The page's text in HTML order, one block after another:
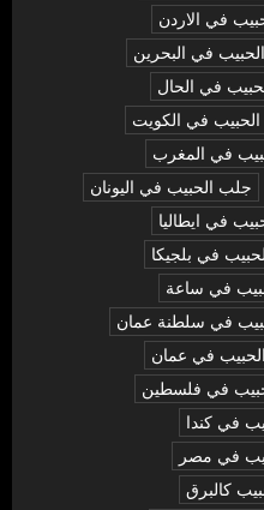
في الاردن
في البحرين
في الحال
في الكويت
في المغرب
جلب الحبيب في اليونان
في ايطاليا
في بلجيكا
في ساعة
في سلطنة عمان
في عمان
في فلسطين
في كندا
في مصر
كالبرق